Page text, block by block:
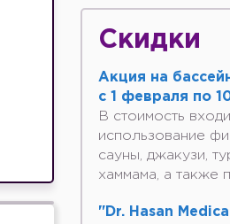
Скидки
Акция на
с 1 февраля по
В стоимость
использование
сауны, джакузи,
хаммама, а также
"Dr. Hasan